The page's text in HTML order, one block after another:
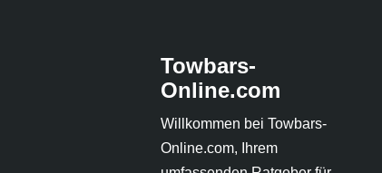
Towbars-
Online.com
Willkommen bei Towbars-
Online.com, Ihrem